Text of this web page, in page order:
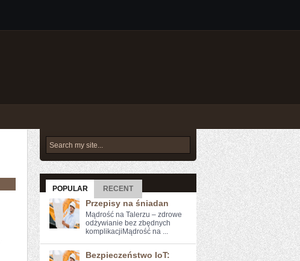
POPULAR RECENT
Przepisy na śniadan
Mądrość na Talerzu – zdrowe
odżywianie bez zbędnych
komplikacjiMądrość na ...
Bezpieczeństwo IoT: